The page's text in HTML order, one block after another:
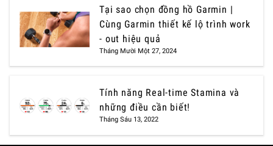
Tại sao chọn đồng hồ Garmin |
Cùng Garmin thiết kế lộ trình work
- out hiệu quả
Tháng Mười Một 27, 2024
Tính năng Real-time Stamina và
những điều cần biết!
Tháng Sáu 13, 2022